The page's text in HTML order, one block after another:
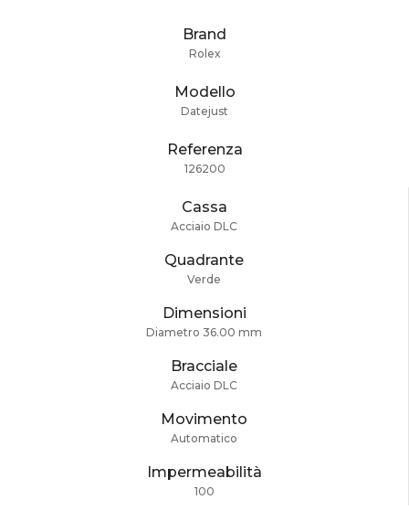
Brand
Rolex
Modello
Datejust
Referenza
126200
Cassa
Acciaio DLC
Quadrante
Verde
Dimensioni
Diametro 36.00 mm
Bracciale
Acciaio DLC
Movimento
Automatico
Impermeabilità
100